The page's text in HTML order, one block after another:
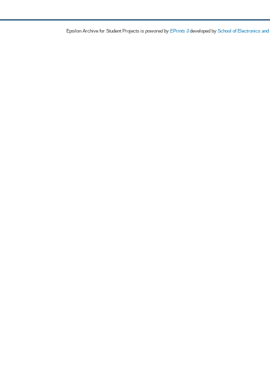
Epsilon Archive for Student Projects is powored byEPrints 3 developed by School of Electronics